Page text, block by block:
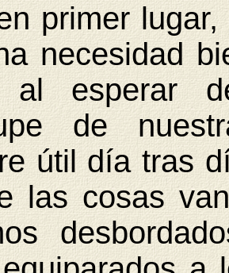
primer
necesidad
al esperar
de
útil día tras
las cosas